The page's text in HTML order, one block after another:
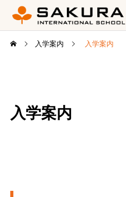
入学案内 入学案内
入学案内